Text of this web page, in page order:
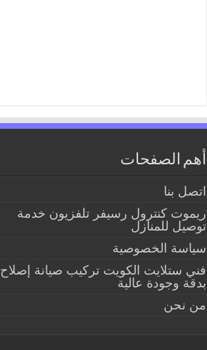
أهم الصفحات
اتصل بنا
ريموت كنترول رسيفر تلفزيون خدمة
توصيل للمنازل
سياسة الخصوصية
فني ستلايت الكويت تركيب صيانة إصلاح
بدقة وجودة عالية
من نحن